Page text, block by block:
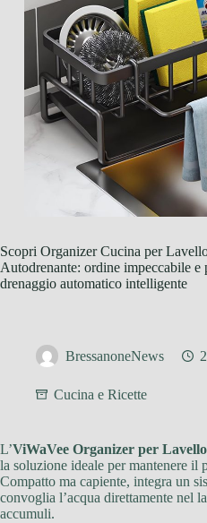
Scopri Organizer Cucina per
Autodrenante: ordine impeccabile e
drenaggio automatico intelligente
BressanoneNews
Cucina e Ricette
L’ViWaVee Organizer per
la soluzione ideale per mantenere il
Compatto ma capiente, integra un
convoglia l’acqua direttamente nel
accumuli.